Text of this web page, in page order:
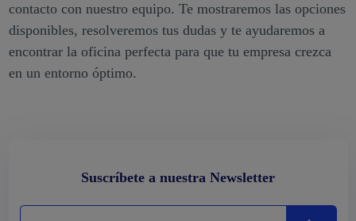
contacto con nuestro equipo. Te mostraremos las opciones
disponibles, resolveremos tus dudas y te ayudaremos a
encontrar la oficina perfecta para que tu empresa crezca
en un entorno óptimo.
Suscríbete a nuestra Newsletter